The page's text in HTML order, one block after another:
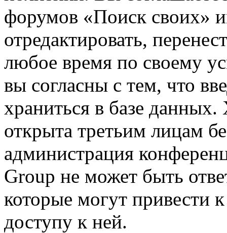
форумов «Поиск своих»
отредактировать,
любое время по своему
вы согласны с тем, что
храниться в базе
открыта третьим лицам
администрация
Group не может быть
которые могут привести
доступу к ней.